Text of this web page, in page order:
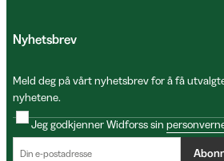
Nyhetsbrev
Meld deg på vårt nyhetsbrev for å få
nyhetene.
Jeg godkjenner Widforss sin